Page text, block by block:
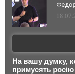
На вашу думку,
примусять росію